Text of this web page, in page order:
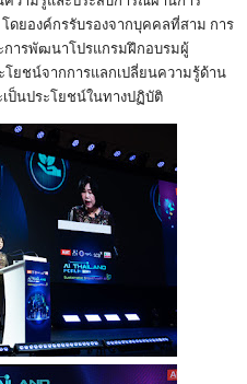
ดยองค์กรรับรองจากบุคคลที่สาม การ
การพัฒนาโปรแกรมฝึกอบรมผู้
โยชน์จากการแลกเปลี่ยนความรู้ด้าน
ป็นประโยชน์ในทางปฏิบัติ